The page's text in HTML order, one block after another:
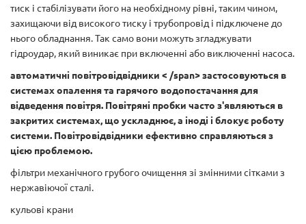
тиск і стабілізувати його на необхідному рівні, таким чином,
захищаючи від високого тиску і трубопровід і підключене до
нього обладнання. Так само вони можуть згладжувати
гідроудар, який виникає при включенні або виключенні насоса.
автоматичні повітровідвідники < /span> застосовуються в
системах опалення та гарячого водопостачання для
відведення повітря. Повітряні пробки часто з'являються в
закритих системах, що ускладнює, а іноді і блокує роботу
системи. Повітровідвідники ефективно справляються з
цією проблемою.
фільтри механічного грубого очищення зі змінними сітками з
нержавіючої сталі.
кульові крани